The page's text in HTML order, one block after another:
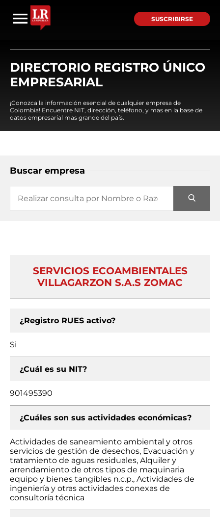
SUSCRIBIRSE
DIRECTORIO REGISTRO ÚNICO
EMPRESARIAL
¡Conozca la información esencial de cualquier empresa de
Colombia! Encuentre NIT, dirección, teléfono, y mas en la base de
datos empresarial mas grande del país.
Buscar empresa
SERVICIOS ECOAMBIENTALES
VILLAGARZON S.A.S ZOMAC
¿Registro RUES activo?
Si
¿Cuál es su NIT?
901495390
¿Cuáles son sus actividades económicas?
Actividades de saneamiento ambiental y otros
servicios de gestión de desechos, Evacuación y
tratamiento de aguas residuales, Alquiler y
arrendamiento de otros tipos de maquinaria
equipo y bienes tangibles n.c.p., Actividades de
ingeniería y otras actividades conexas de
consultoría técnica